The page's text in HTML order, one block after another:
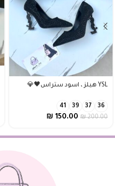
YSL هيلز ، اسود ستراس🖤💎
36
37
39
41
₪200.00
₪ 150.00